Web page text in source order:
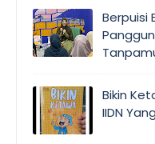
Berpuisi
Bikin
IIDN